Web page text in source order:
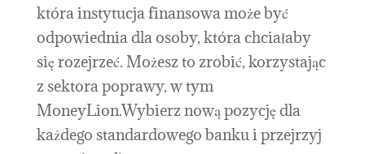
która instytucja finansowa może być
odpowiednia dla osoby, która chciałaby
się rozejrzeć. Możesz to zrobić, korzystając
z sektora poprawy, w tym
MoneyLion.Wybierz nową pozycję dla
każdego standardowego banku i przejrzyj